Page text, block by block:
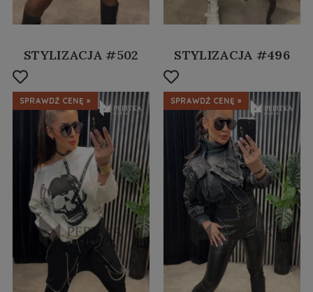
STYLIZACJA #502
SPRAWDŹ CENĘ »
STYLIZACJA #496
SPRAWDŹ CENĘ »